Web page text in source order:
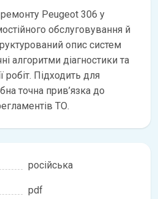
Peugeot 306 у
обслуговування й
опис систем
алгоритми діагностики та
робіт. Підходить для
точна прив’язка до
ТО.
російська
pdf